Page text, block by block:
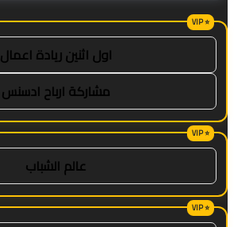
اول اثنين ريادة اعمال
مشاركة ارباح ادسنس
عالم الشباب